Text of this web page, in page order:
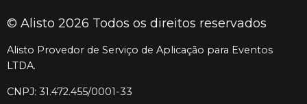
© Alisto 2026 Todos os direitos reservados
Alisto Provedor de Serviço de Aplicação para Eventos
LTDA.
CNPJ: 31.472.455/0001-33